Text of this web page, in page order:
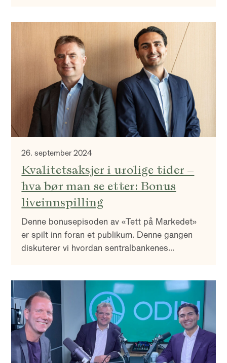
aksjemarkedet, og hva bør investorer være
oppmerksomme på fremover?
26. september 2024
Kvalitetsaksjer i urolige tider –
hva bør man se etter: Bonus
liveinnspilling
Denne bonusepisoden av «Tett på Markedet»
er spilt inn foran et publikum. Denne gangen
diskuterer vi hvordan sentralbankenes
vi utforsker hvorfor det er avgjørende å eie
kvalitetsselskaper i usikre tider, og hva man
bør se etter for å finne de.